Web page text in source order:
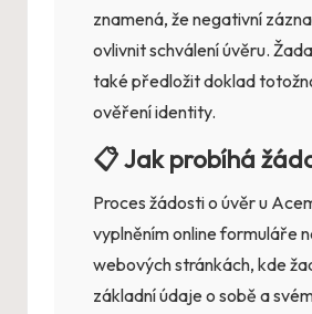
znamená, že negativní
ovlivnit schválení úvěru.
také předložit doklad
ověření identity.
📋 Jak probíhá
Proces žádosti o úvěr u
vyplněním online formuláře
webových stránkách, kde
základní údaje o sobě a